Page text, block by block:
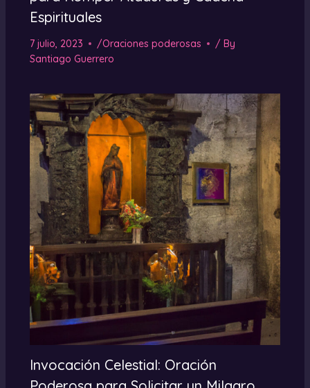
Espirituales
7 julio, 2023 /Oraciones poderosas
/ By
Santiago Guerrero
Invocación Celestial: Oración